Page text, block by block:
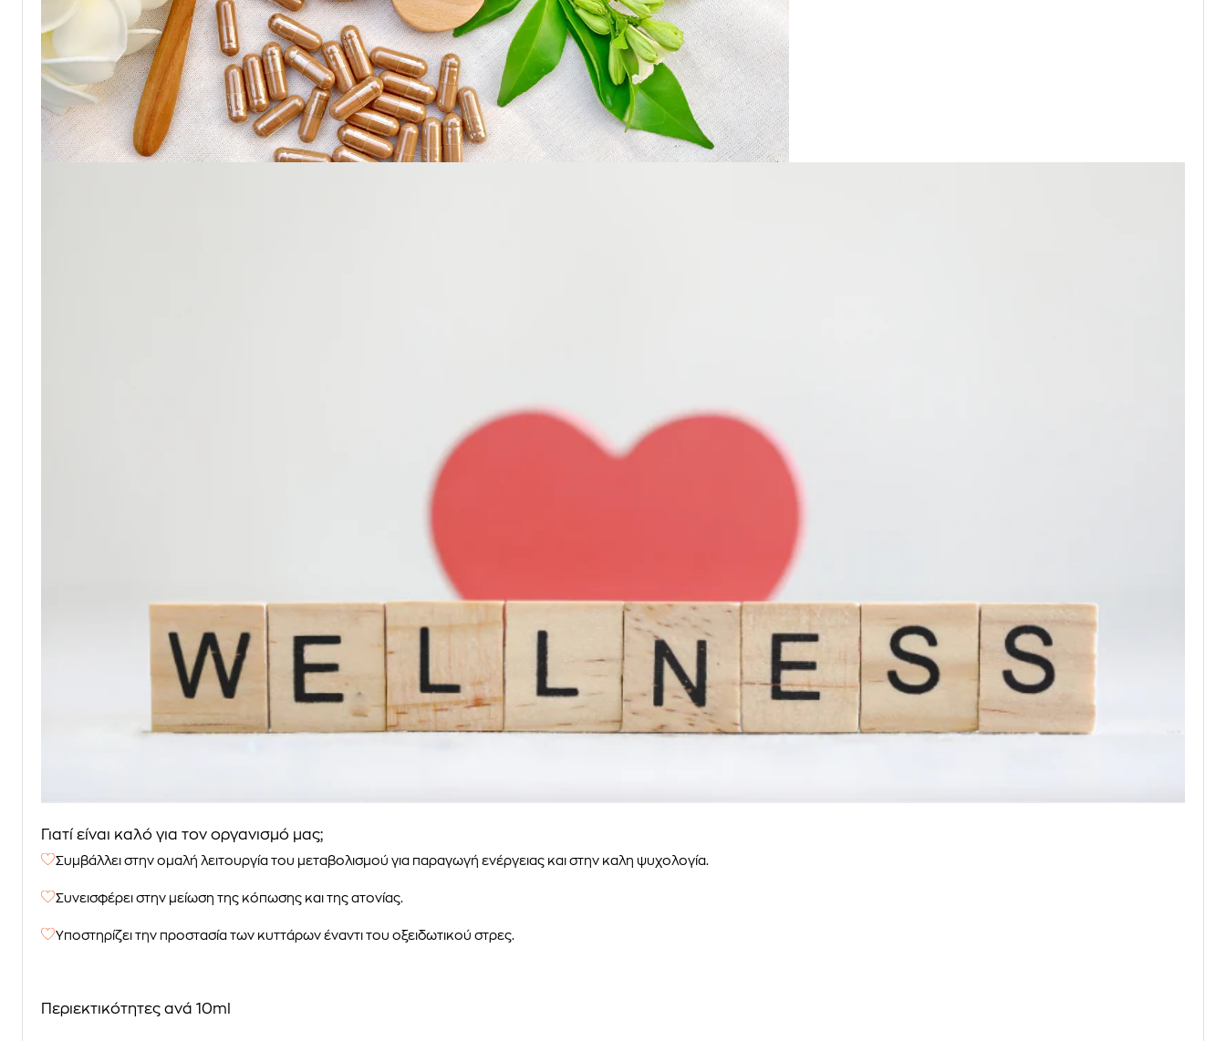
Γιατί είναι καλό για τον οργανισμό μας;
Συμβάλλει στην ομαλή λειτουργία του μεταβολισμού για παραγωγή ενέργειας και στην καλη ψυχολογία.
Συνεισφέρει στην μείωση της κόπωσης και της ατονίας.
Υποστηρίζει την προστασία των κυττάρων έναντι του οξειδωτικού στρες.
Περιεκτικότητες ανά 10ml